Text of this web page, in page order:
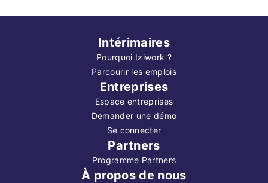
Intérimaires
Pourquoi Iziwork ?
Parcourir les emplois
Entreprises
Espace entreprises
Demander une démo
Se connecter
Partners
Programme Partners
À propos de nous